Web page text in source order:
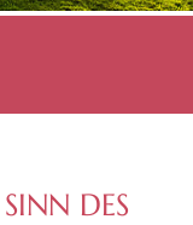
DES